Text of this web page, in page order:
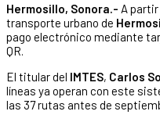
Hermosillo, Sonora.- A
transporte urbano de
pago electrónico mediante
QR.
El titular del IMTES, Carlos
líneas ya operan con este
las 37 rutas antes de